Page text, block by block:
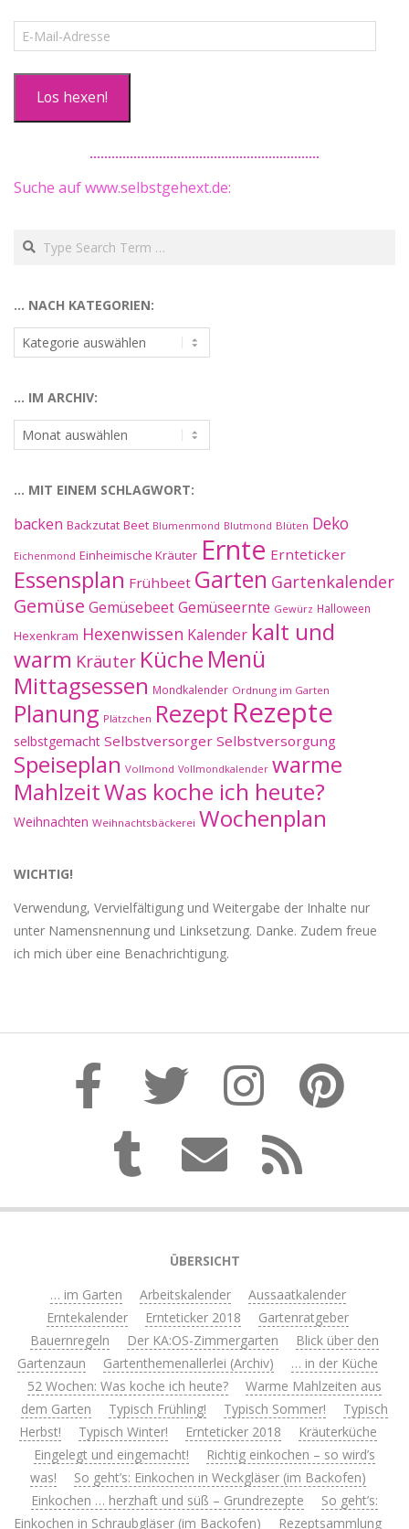
E-
Mail-
Los hexen!
Suche auf www.selbstgehext.de:
Search
… NACH KATEGORIEN:
…
nach
… IM ARCHIV:
…
im
… MIT EINEM SCHLAGWORT:
backen Backzutat Beet Blumenmond Blutmond Blüten Deko
Eichenmond Einheimische Kräuter Ernte Ernteticker
Essensplan Frühbeet Garten Gartenkalender
Gemüse GemüsebeetGemüseernte Gewürz Halloween
Hexenkram Hexenwissen Kalender kalt und
warm Kräuter Küche Menü
Mittagsessen Mondkalender Ordnung im Garten
Planung Plätzchen Rezept Rezepte
selbstgemacht Selbstversorger Selbstversorgung
Speiseplan Vollmond Vollmondkalender warme
MahlzeitWas koche ich heute?
Weihnachten Weihnachtsbäckerei Wochenplan
WICHTIG!
Verwendung, Vervielfältigung und Weitergabe der Inhalte nur
unter Namensnennung und Linksetzung. Danke. Zudem freue
ich mich über eine Benachrichtigung.
ÜBERSICHT
… im Garten
Arbeitskalender
Aussaatkalender
Erntekalender
Ernteticker 2018
Gartenratgeber
Bauernregeln
Der KA:OS-Zimmergarten
Blick über den
Gartenzaun
Gartenthemenallerlei (Archiv)
… in der Küche
52 Wochen: Was koche ich heute?
Warme Mahlzeiten aus
dem Garten
Typisch Frühling! Typisch Sommer!
Typisch
Herbst!
Typisch Winter! Ernteticker 2018
Kräuterküche
Eingelegt und eingemacht!
Richtig einkochen – so wird’s
was!
So geht’s: Einkochen in Weckgläser (im Backofen)
Einkochen … herzhaft und süß – Grundrezepte
So geht’s:
Einkochen in Schraubgläser (im Backofen)
Rezeptsammlung